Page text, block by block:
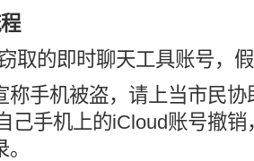
取的即时聊天工具账号，假
称手机被盗，请上当市民
己手机上的iCloud账号撤销